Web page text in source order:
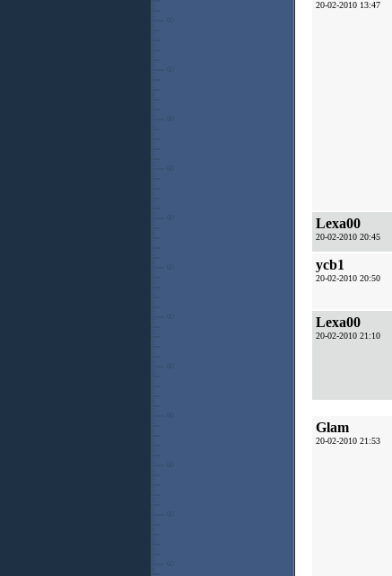
20-02-2010 13:47
Lexa00
20-02-2010 20:45
ycb1
20-02-2010 20:50
Lexa00
20-02-2010 21:10
Glam
20-02-2010 21:53